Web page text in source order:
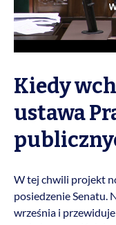
Kiedy
ustawa
W tej chwili projekt
posiedzenie Senatu.
września i